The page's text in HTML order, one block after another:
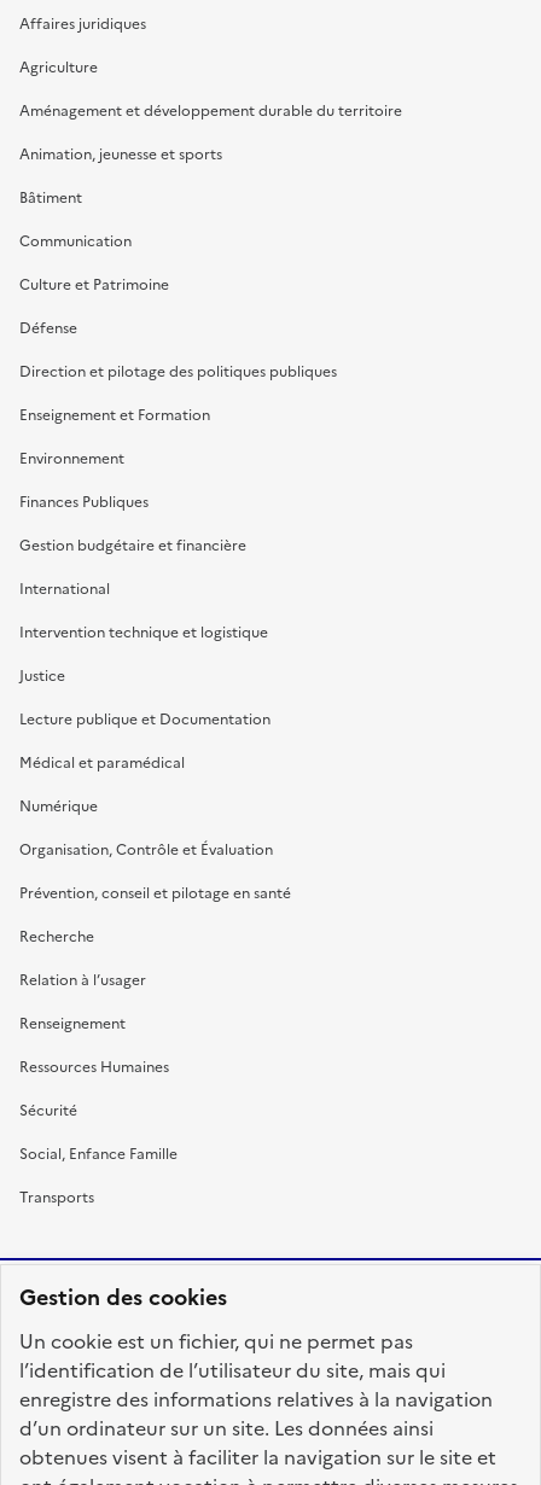
Gestion des cookies
Un cookie est un fichier, qui ne permet pas
l’identification de l’utilisateur du site, mais qui
enregistre des informations relatives à la navigation
d’un ordinateur sur un site. Les données ainsi
obtenues visent à faciliter la navigation sur le site et
Affaires juridiques
Agriculture
Aménagement et développement durable du territoire
Animation, jeunesse et sports
Bâtiment
Communication
Culture et Patrimoine
Défense
Direction et pilotage des politiques publiques
Enseignement et Formation
Environnement
Finances Publiques
Gestion budgétaire et financière
International
Intervention technique et logistique
Justice
Lecture publique et Documentation
Médical et paramédical
Numérique
Organisation, Contrôle et Évaluation
Prévention, conseil et pilotage en santé
Recherche
Relation à l’usager
Renseignement
Ressources Humaines
Sécurité
Social, Enfance Famille
Transports
FRANÇAISE
fonction-publique.gouv.fr legifrance.gouv.fr